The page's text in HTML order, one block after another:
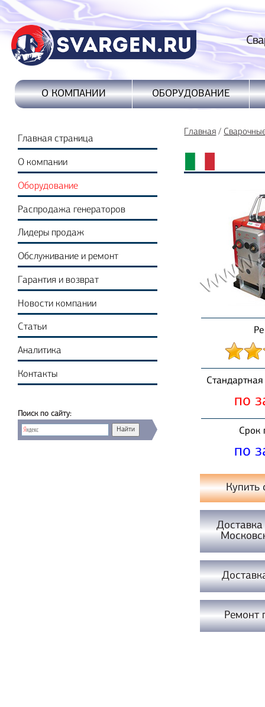
О КОМПАНИИ ОБОРУДОВАНИЕ
Главная страница
О компании
Оборудование
Распродажа генераторов
Лидеры продаж
Обслуживание и ремонт
Гарантия и возврат
Новости компании
Статьи
Аналитика
Контакты
Поиск по сайту:
Главная /
по
Срок
по
Купить
Ремонт